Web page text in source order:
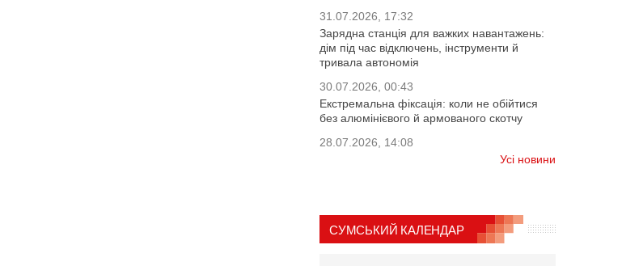
31.07.2026, 17:32
Зарядна станція для важких навантажень:
дім під час відключень, інструменти й
тривала автономія
30.07.2026, 00:43
Екстремальна фіксація: коли не обійтися
без алюмінієвого й армованого скотчу
28.07.2026, 14:08
Усі новини
СУМСЬКИЙ КАЛЕНДАР